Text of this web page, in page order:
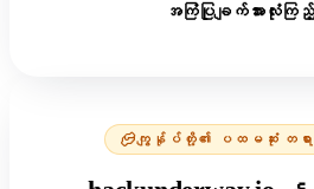
အကြံပြုချက်အားလုံးက
ကျွန်ုပ်တို့၏ ပထမဆုံး တရ